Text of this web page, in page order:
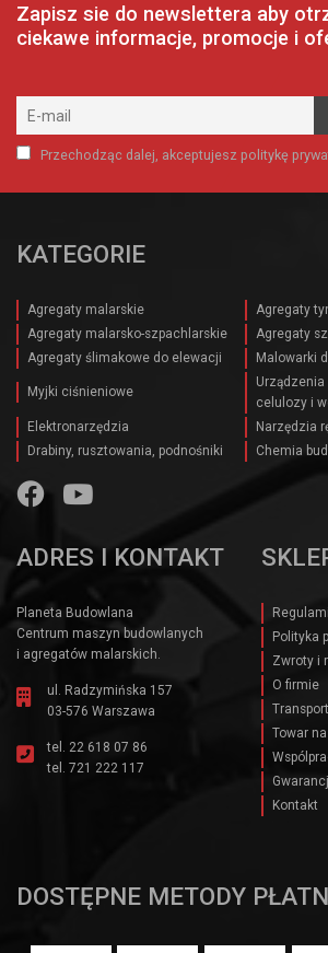
Zapisz sie do newslettera aby
ciekawe informacje, promocje i
Przechodząc dalej, akceptujesz politykę
KATEGORIE
Agregaty malarskie
Agregaty
Agregaty malarsko-szpachlarskie
Agregaty
Agregaty ślimakowe do elewacji
Malowarki
Myjki ciśnieniowe
celulozy i
Elektronarzędzia
Narzędzia
Drabiny, rusztowania, podnośniki
Chemia
ADRES I KONTAKT
Planeta Budowlana
Centrum maszyn budowlanych
i agregatów malarskich.
ul. Radzymińska 157
03-576 Warszawa
tel. 22 618 07 86
tel. 721 222 117
Polityka
Zwroty i
O firmie
Towar
Kontakt
DOSTĘPNE METODY